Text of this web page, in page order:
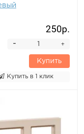
250р.
+
-
Купить
Купить в 1 клик